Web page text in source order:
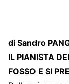
di Sandro
IL PIANISTA
FOSSO E SI